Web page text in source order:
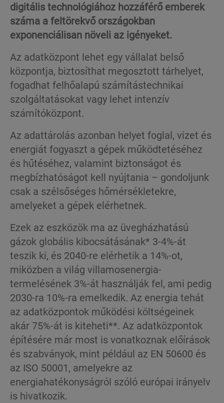
digitális technológiához hozzáférő emberek
száma a feltörekvő országokban
exponenciálisan növeli az igényeket.
Az adatközpont lehet egy vállalat belső
központja, biztosíthat megosztott tárhelyet,
fogadhat felhőalapú számítástechnikai
szolgáltatásokat vagy lehet intenzív
számítóközpont.
Az adattárolás azonban helyet foglal, vizet és
energiát fogyaszt a gépek működtetéséhez
és hűtéséhez, valamint biztonságot és
megbízhatóságot kell nyújtania – gondoljunk
csak a szélsőséges hőmérsékletekre,
amelyeket a gépek elérhetnek.
Ezek az eszközök ma az üvegházhatású
gázok globális kibocsátásának* 3-4%-át
teszik ki, és 2040-re elérhetik a 14%-ot,
miközben a világ villamosenergia-
termelésének 3%-át használják fel, ami pedig
2030-ra 10%-ra emelkedik. Az energia tehát
az adatközpontok működési költségeinek
akár 75%-át is kiteheti**. Az adatközpontok
építésére már most is vonatkoznak előírások
és szabványok, mint például az EN 50600 és
az ISO 50001, amelyekre az
energiahatékonyságról szóló európai irányelv
is hivatkozik.